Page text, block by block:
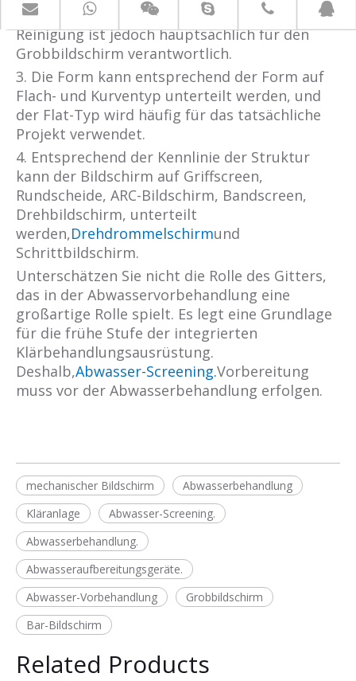
mechanisch unterteilt werden, aber manuelle
Reinigung ist jedoch hauptsächlich für den
Grobbildschirm verantwortlich.
3. Die Form kann entsprechend der Form auf
Flach- und Kurventyp unterteilt werden, und
der Flat-Typ wird häufig für das tatsächliche
Projekt verwendet.
4. Entsprechend der Kennlinie der Struktur
kann der Bildschirm auf Griffscreen,
Rundscheide, ARC-Bildschirm, Bandscreen,
Drehbildschirm, unterteilt
werden,Drehdrommelschirmund
Schrittbildschirm.
Unterschätzen Sie nicht die Rolle des Gitters,
das in der Abwasservorbehandlung eine
großartige Rolle spielt. Es legt eine Grundlage
für die frühe Stufe der integrierten
Klärbehandlungsausrüstung.
Deshalb,Abwasser-Screening.Vorbereitung
muss vor der Abwasserbehandlung erfolgen.
mechanischer Bildschirm
Abwasserbehandlung
Kläranlage
Abwasser-Screening.
Abwasserbehandlung.
Abwasseraufbereitungsgeräte.
Abwasser-Vorbehandlung
Grobbildschirm
Bar-Bildschirm
Related Products